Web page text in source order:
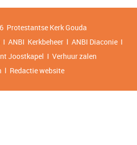
Protestantse KerkGouda
I ANBI Kerkbeheer l ANBI Diaconie I
Joostkapel I Verhuur zalen
l Redactie website